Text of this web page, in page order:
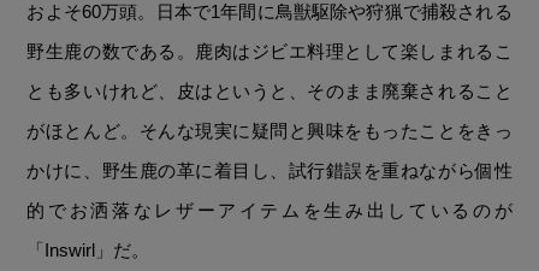
およそ60万頭。日本で1年間に鳥獣駆除や狩猟で捕殺される
野生鹿の数である。鹿肉はジビエ料理として楽しまれるこ
とも多いけれど、皮はというと、そのまま廃棄されること
がほとんど。そんな現実に疑問と興味をもったことをきっ
かけに、野生鹿の革に着目し、試行錯誤を重ねながら個性
的でお洒落なレザーアイテムを生み出しているのが
「Inswirl」だ。